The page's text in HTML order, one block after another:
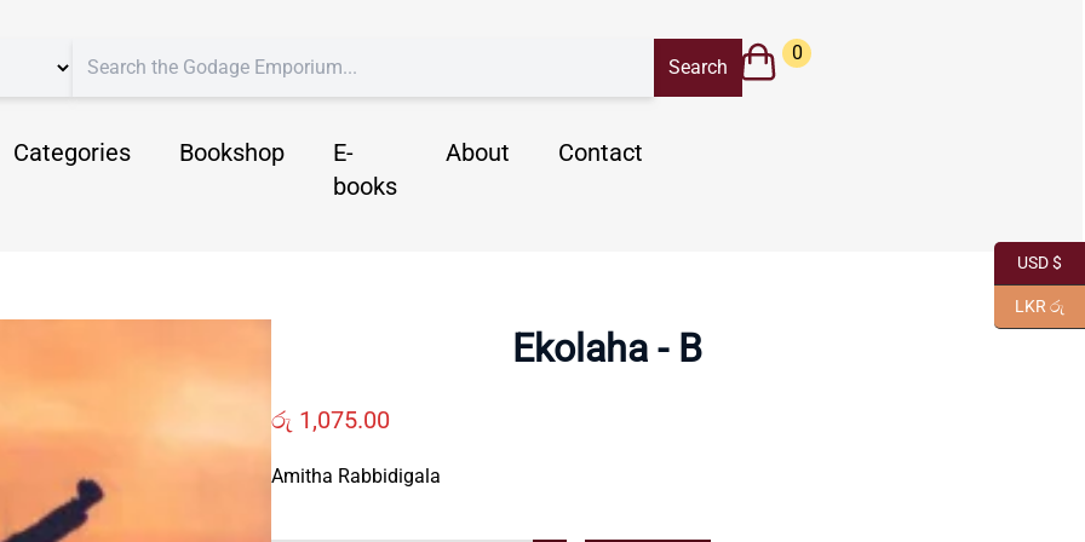
Categories Bookshop
E-
books
About Contact
0
Ekolaha - B
රු 1,075.00
Amitha Rabbidigala
USD $
LKR රු